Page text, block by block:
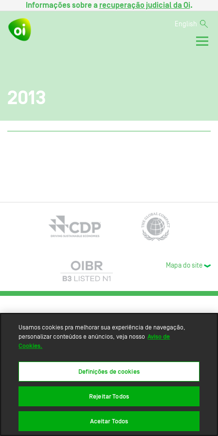
Informações sobre a recuperação judicial da Oi.
English
2013
Mapa do site
Usamos cookies pra melhorar sua experiência de navegação,
personalizar conteúdos e anúncios, veja nosso Aviso de
Cookies.
Definições de cookies
Rejeitar Todos
Aceitar Todos